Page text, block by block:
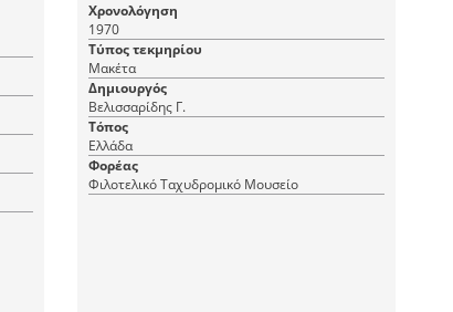
Χρονολόγηση
1970
Τύπος τεκμηρίου
Μακέτα
Δημιουργός
Βελισσαρίδης Γ.
Τόπος
Ελλάδα
Φορέας
Φιλοτελικό Ταχυδρομικό Μουσείο